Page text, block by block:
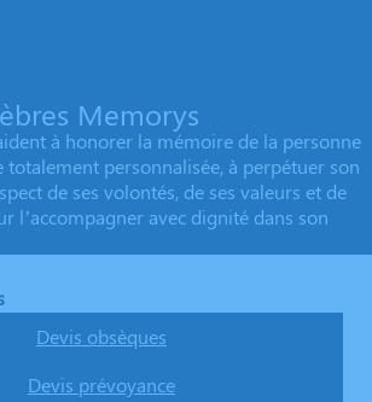
Memorys
à honorer la mémoire de la personne
totalement personnalisée, à perpétuer son
de ses volontés, de ses valeurs et de
l’accompagner avec dignité dans son
Devis obsèques
Devis prévoyance